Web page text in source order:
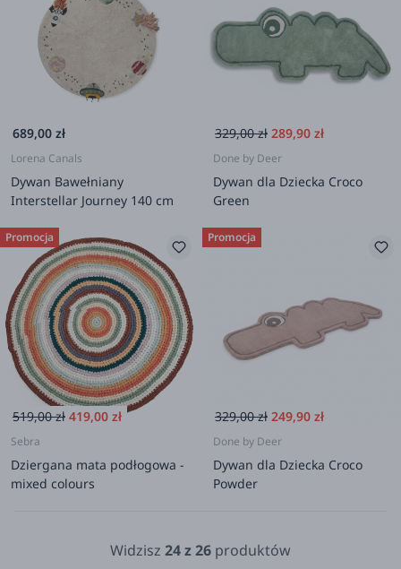
689,00 zł
Lorena Canals
Dywan Bawełniany
Interstellar Journey 140 cm
329,00 zł 289,90 zł
Done by Deer
Dywan dla Dziecka Croco
Green
Promocja
519,00 zł 419,00 zł
Sebra
Dziergana mata podłogowa -
mixed colours
Promocja
329,00 zł 249,90 zł
Done by Deer
Dywan dla Dziecka Croco
Powder
Widzisz 24z26 produktów